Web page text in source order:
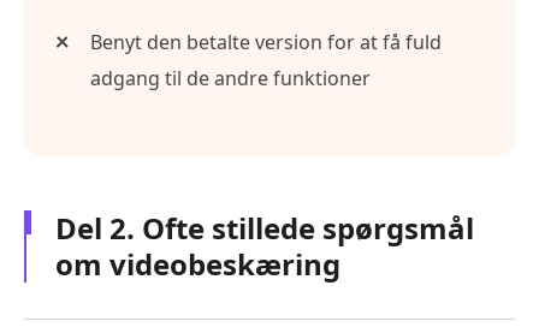
Benyt den betalte version for at få fuld
adgang til de andre funktioner
Del 2. Ofte stillede spørgsmål
om videobeskæring